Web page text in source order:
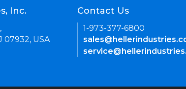
Inc.
07932, USA
Contact Us
1-973-377-6800